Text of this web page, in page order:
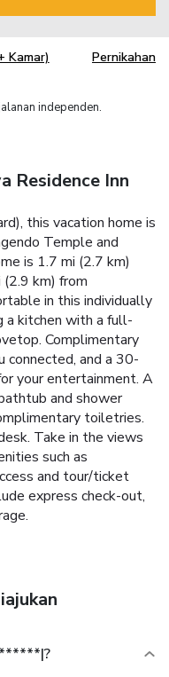
Kamar) Pernikahan
independen.
Residence Inn
this vacation home is
Temple and
is 1.7 mi (2.7 km)
(2.9 km) from
in this individually
a kitchen with a full-
Complimentary
connected, and a 30-
your entertainment. A
and shower
toiletries.
Take in the views
such as
and tour/ticket
express check-out,